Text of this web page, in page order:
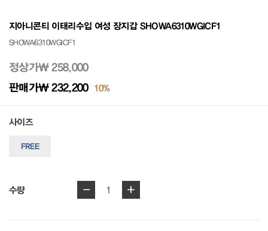
지아니콘티 이태리수입 여성 장지갑 SHOWA6310WGICF1
SHOWA6310WGICF1
정상가₩ 258,000
판매가₩ 232,200 10%
사이즈
FREE
수량 - 1 +